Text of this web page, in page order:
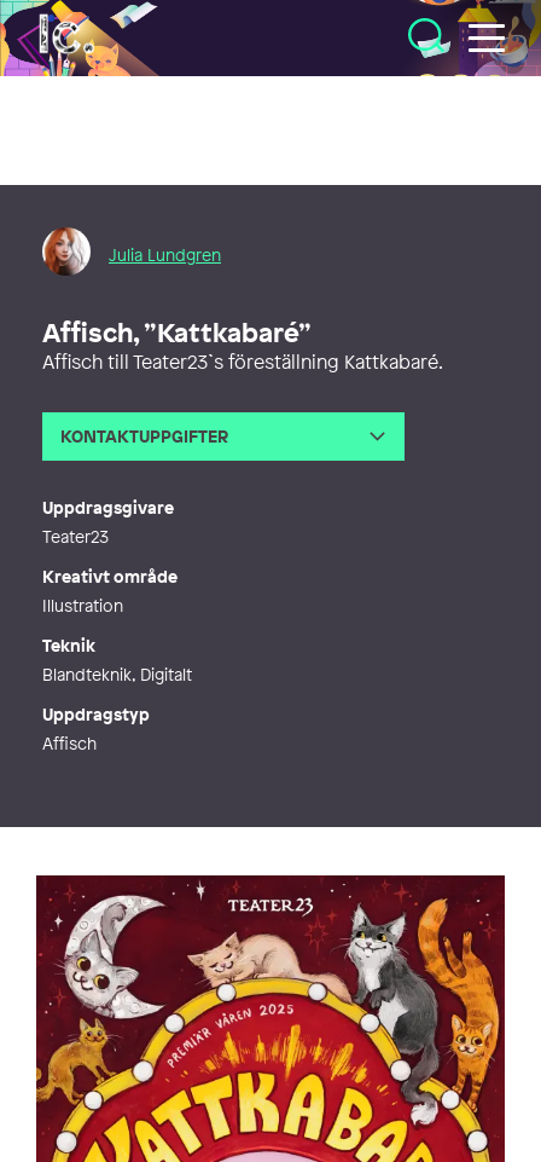
Illustratörcentrum
Julia Lundgren
Affisch, ”Kattkabaré”
Affisch till Teater23`s föreställning Kattkabaré.
KONTAKTUPPGIFTER
Uppdragsgivare
Teater23
Kreativt område
Illustration
Teknik
Blandteknik, Digitalt
Uppdragstyp
Affisch